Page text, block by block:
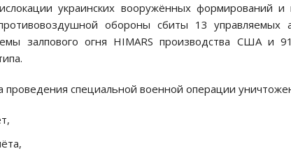
украинских вооружённых формирований
обороны сбиты 13 управляемых
залпового огня HIMARS производства США и
проведения специальной военной операции